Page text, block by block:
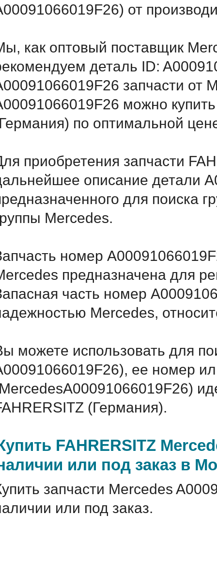
от
как оптовый поставщик
деталь ID:
запчасти от
можно
по оптимальной
приобретения запчасти
описание детали
для поиска
Mercedes.
номер
предназначена для
часть номер
Mercedes,
можете использовать для
ее номер
(Германия).
FAHRERSITZ
или под заказ в
запчасти Mercedes
или под заказ.